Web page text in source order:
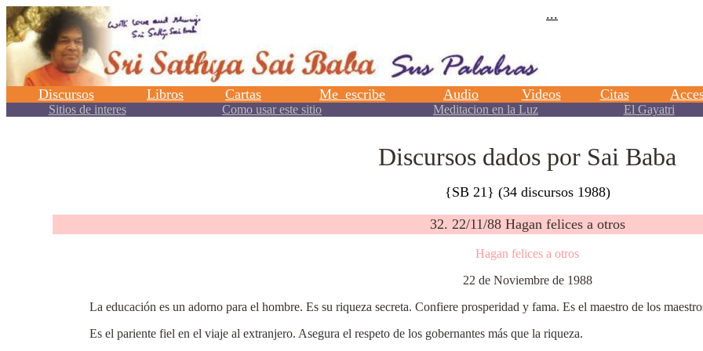
.
Discursos dados por Sai Baba
{SB 21} (34 discursos 1988)
32. 22/11/88 Hagan felices a otros
Hagan felices a otros
22 de Noviembre de 1988
La educación es un adorno para el hombre. Es su riqueza secreta. Confiere prosperidad y fama. Es el maestro de los
Es el pariente fiel en el viaje al extranjero. Asegura el respeto de los gobernantes más que la riqueza.